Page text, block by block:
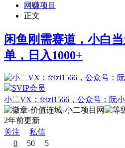
网赚项目
正文
闲鱼刚需赛道，小白
单，日入1000+
小二VX：feizi1566，公众号：阮
2年前更新
关注
私信
0
50 5